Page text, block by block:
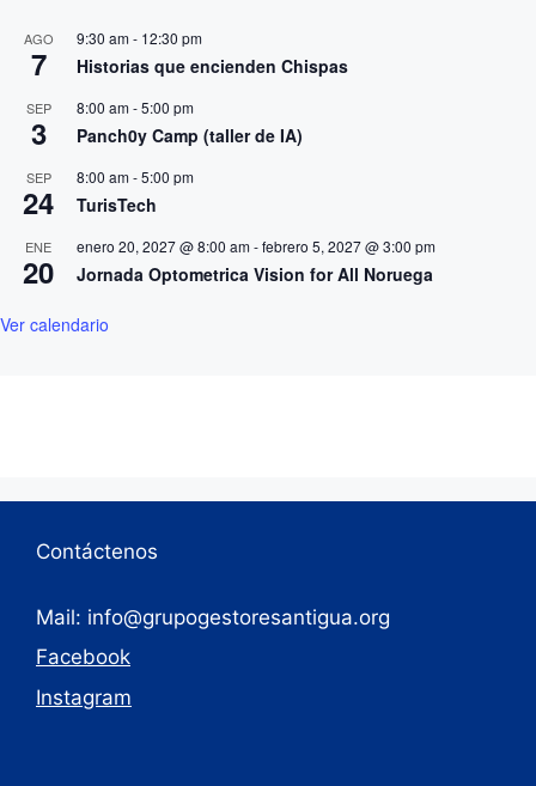
AGO
7
9:30 am- 12:30 pm
Historias que encienden Chispas
SEP
3
8:00 am-5:00 pm
Panch0y Camp (taller de IA)
SEP
24
8:00 am-5:00 pm
TurisTech
ENE
20
enero 20, 2027 @ 8:00 am-febrero 5, 2027 @ 3:00 pm
Jornada Optometrica Vision for All Noruega
Ver calendario
Contáctenos
Mail: info@grupogestoresantigua.org
Facebook
Instagram